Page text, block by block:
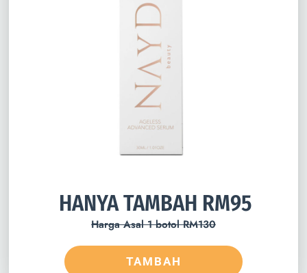
HANYA TAMBAH RM95
Harga Asal 1 botol RM130
TAMBAH